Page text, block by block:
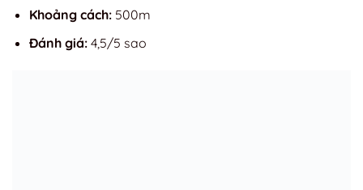
Khoảng cách: 500m
Đánh giá: 4,5/5 sao